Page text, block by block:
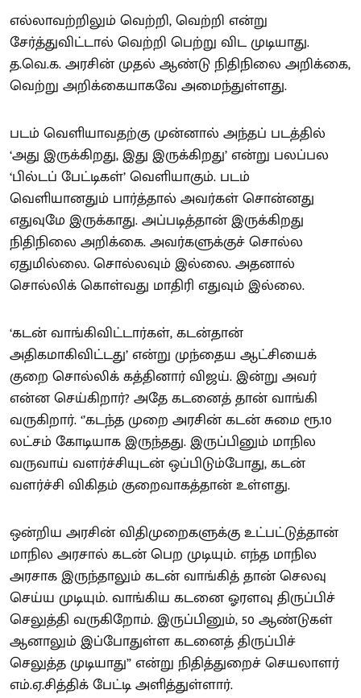
எல்லாவற்றிலும் வெற்றி, வெற்றி என்று
சேர்த்துவிட்டால் வெற்றி பெற்று விட முடியாது.
த.வெ.க. அரசின் முதல் ஆண்டு நிதிநிலை அறிக்கை,
வெற்று அறிக்கையாகவே அமைந்துள்ளது.
படம் வெளியாவதற்கு முன்னால் அந்தப் படத்தில்
‘அது இருக்கிறது, இது இருக்கிறது’ என்று பலப்பல
‘பில்டப் பேட்டிகள்’ வெளியாகும். படம்
வெளியானதும் பார்த்தால் அவர்கள் சொன்னது
எதுவுமே இருக்காது. அப்படித்தான் இருக்கிறது
நிதிநிலை அறிக்கை. அவர்களுக்குச் சொல்ல
ஏதுமில்லை. சொல்லவும் இல்லை. அதனால்
சொல்லிக் கொள்வது மாதிரி எதுவும் இல்லை.
‘கடன் வாங்கிவிட்டார்கள், கடன்தான்
அதிகமாகிவிட்டது’ என்று முந்தைய ஆட்சியைக்
குறை சொல்லிக் கத்தினார் விஜய். இன்று அவர்
என்ன செய்கிறார்? அதே கடனைத் தான் வாங்கி
வருகிறார். ‘’கடந்த முறை அரசின் கடன் சுமை ரூ.10
லட்சம் கோடியாக இருந்தது. இருப்பினும் மாநில
வருவாய் வளர்ச்சியுடன் ஒப்பிடும்போது, கடன்
வளர்ச்சி விகிதம் குறைவாகத்தான் உள்ளது.
ஒன்றிய அரசின் விதிமுறைகளுக்கு உட்பட்டுத்தான்
மாநில அரசால் கடன் பெற முடியும். எந்த மாநில
அரசாக இருந்தாலும் கடன் வாங்கித் தான் செலவு
செய்ய முடியும். வாங்கிய கடனை ஓரளவு திருப்பிச்
செலுத்தி வருகிறோம். இருப்பினும், 50 ஆண்டுகள்
ஆனாலும் இப்போதுள்ள கடனைத் திருப்பிச்
செலுத்த முடியாது” என்று நிதித்துறைச் செயலாளர்
எம்.ஏ.சித்திக் பேட்டி அளித்துள்ளார்.